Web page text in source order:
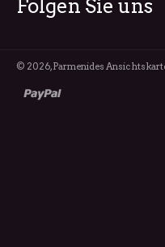
Folgen Sie uns
© 2026,Parmenides